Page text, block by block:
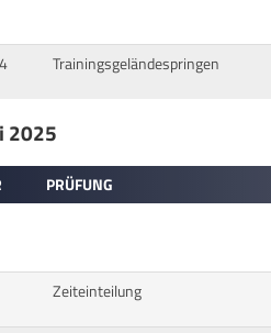
Trainingsgeländespringen
2025
PRÜFUNG
Zeiteinteilung